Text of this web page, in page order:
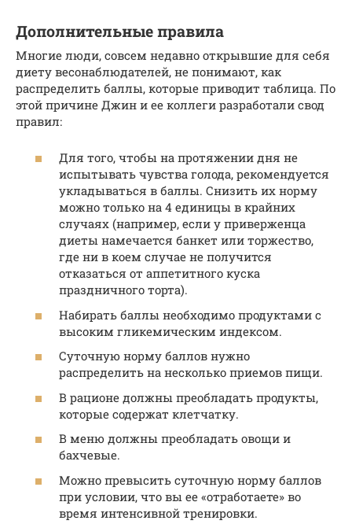
Дополнительные правила
Многие люди, совсем недавно открывшие для себя
диету весонаблюдателей, не понимают, как
распределить баллы, которые приводит таблица. По
этой причине Джин и ее коллеги разработали свод
правил:
Для того, чтобы на протяжении дня не
испытывать чувства голода, рекомендуется
укладываться в баллы. Снизить их норму
можно только на 4 единицы в крайних
случаях (например, если у приверженца
диеты намечается банкет или торжество,
где ни в коем случае не получится
отказаться от аппетитного куска
праздничного торта).
Набирать баллы необходимо продуктами с
высоким гликемическим индексом.
Суточную норму баллов нужно
распределить на несколько приемов пищи.
В рационе должны преобладать продукты,
которые содержат клетчатку.
В меню должны преобладать овощи и
бахчевые.
Можно превысить суточную норму баллов
при условии, что вы ее «отработаете» во
время интенсивной тренировки.